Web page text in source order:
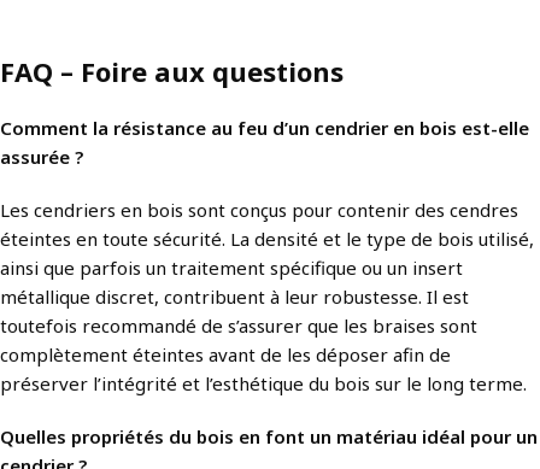
FAQ – Foire aux questions
Comment la résistance au feu d’un cendrier en bois est-elle
assurée ?
Les cendriers en bois sont conçus pour contenir des cendres
éteintes en toute sécurité. La densité et le type de bois utilisé,
ainsi que parfois un traitement spécifique ou un insert
métallique discret, contribuent à leur robustesse. Il est
toutefois recommandé de s’assurer que les braises sont
complètement éteintes avant de les déposer afin de
préserver l’intégrité et l’esthétique du bois sur le long terme.
Quelles propriétés du bois en font un matériau idéal pour un